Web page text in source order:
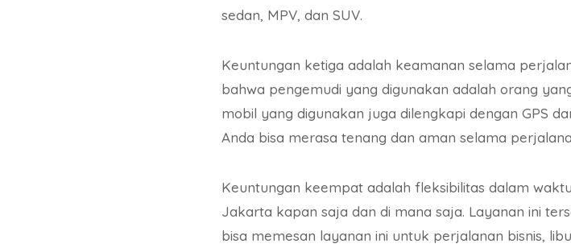
sedan, MPV, dan SUV.
Keuntungan ketiga adalah keamanan selama
bahwa pengemudi yang digunakan adalah orang
mobil yang digunakan juga dilengkapi dengan GPS
Anda bisa merasa tenang dan aman selama
Keuntungan keempat adalah fleksibilitas dalam
Jakarta kapan saja dan di mana saja. Layanan ini
bisa memesan layanan ini untuk perjalanan bisnis,